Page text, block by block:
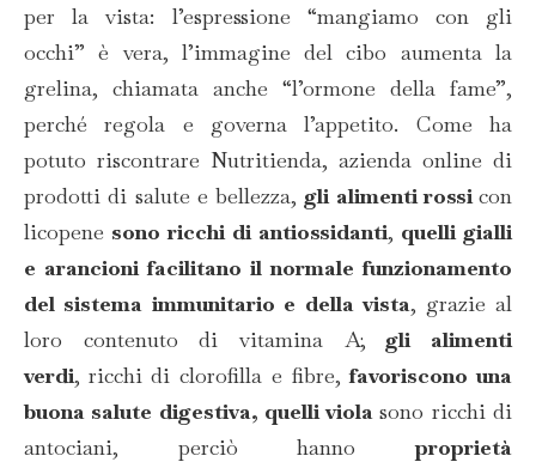
per la vista: l’espressione “mangiamo con gli
occhi” è vera, l’immagine del cibo aumenta la
grelina, chiamata anche “l’ormone della fame”,
perché regola e governa l’appetito. Come ha
potuto riscontrare Nutritienda, azienda online di
prodotti di salute e bellezza,gli alimenti rossicon
licopene sono ricchi di antiossidanti, quelli gialli
e arancioni facilitano il normale funzionamento
del sistema immunitario e della vista, grazie al
loro contenuto di vitamina A; gli alimenti
verdi, ricchi di clorofilla e fibre,favoriscono una
buona salute digestiva, quelli violasono ricchi di
antociani, perciò hannoproprietà